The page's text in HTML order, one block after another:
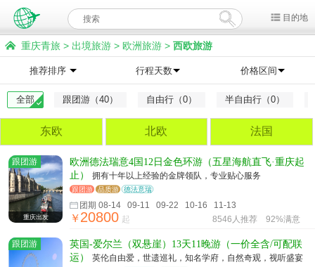
目的地
重庆青旅 > 出境旅游 > 欧洲旅游 > 西欧旅游
推荐排序 行程天数 价格区间
全部 跟团游（40） 自由行（0） 半自由行（0）
东欧 北欧 法国
跟团游
重庆出发
欧洲德法瑞意4国12日金色环游（五星海航直飞·重庆起
止）
拥有十年以上经验的金牌领队，专业贴心服务
跟团游 品质游 德法意瑞
团期 08-14 09-11 09-22 10-16 11-13
￥20800 起 8546人推荐 92%满意
跟团游
英国-爱尔兰（双悬崖）13天11晚游（一价全含/可配联
运）
英伦自由爱，世遗巡礼，知名学府，自然奇观，视听盛宴